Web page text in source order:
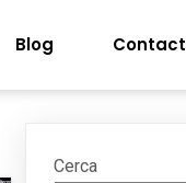
Blog Contact
Cerca